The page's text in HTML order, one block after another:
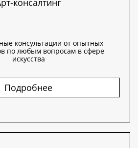
консалтинг
консультации от опытных
по любым вопросам в сфере
искусства
Подробнее